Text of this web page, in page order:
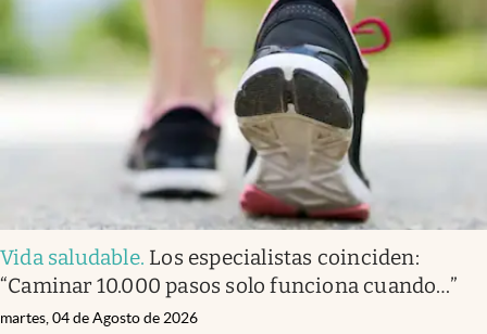
Infotechnology
Clima
Eventos Corporativos
Mediakit
abre en nueva pestaña
Argentina
Vida saludable. Los especialistas coinciden:
“Caminar 10.000 pasos solo funciona cuando…”
martes, 04 de Agosto de 2026